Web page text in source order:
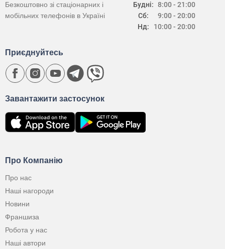
Будні:
Сб:
Нд:
8:00 - 21:00
9:00 - 20:00
10:00 - 20:00
Безкоштовно зі стаціонарних і
мобільних телефонів в Україні
Про Компанію
Про нас
Наші нагороди
Новини
Франшиза
Робота у нас
Наші автори
Завантажити застосунок
Приєднуйтесь